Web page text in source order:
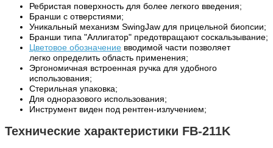
Ребристая поверхность для более легкого введения;
Бранши с отверстиями;
Уникальный механизм SwingJaw для прицельной биопсии;
Бранши типа "Аллигатор" предотвращают соскальзывание;
Цветовое обозначение вводимой части позволяет
легко определить область применения;
Эргономичная встроенная ручка для удобного
использования;
Стерильная упаковка;
Для одноразового использования;
Инструмент виден под рентген-излучением;
Технические характеристики FB-211K